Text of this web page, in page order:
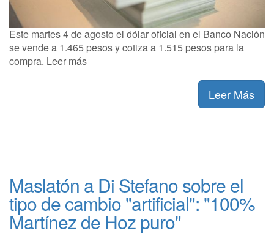
Este martes 4 de agosto el dólar oficial en el Banco Nación
se vende a 1.465 pesos y cotiza a 1.515 pesos para la
compra. Leer más
Leer Más
Maslatón a Di Stefano sobre el
tipo de cambio "artificial": "100%
Martínez de Hoz puro"